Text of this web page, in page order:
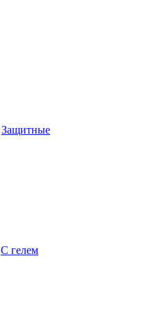
Защитные
С гелем